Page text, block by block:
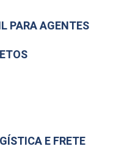
PARA AGENTES
E FRETE